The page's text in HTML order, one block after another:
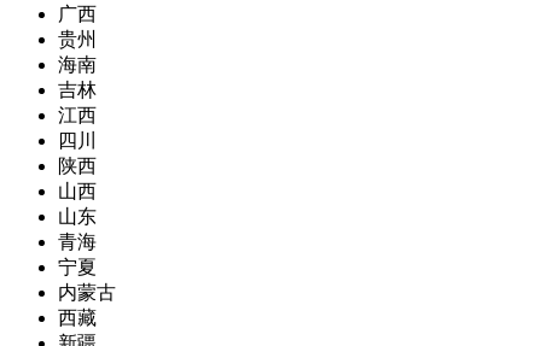
广西
贵州
海南
吉林
江西
四川
陕西
山西
山东
青海
宁夏
内蒙古
西藏